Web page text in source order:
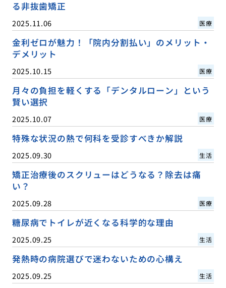
る非抜歯矯正
2025.11.06 医療
金利ゼロが魅力！「院内分割払い」のメリット・
デメリット
2025.10.15 医療
月々の負担を軽くする「デンタルローン」という
賢い選択
2025.10.07 医療
特殊な状況の熱で何科を受診すべきか解説
2025.09.30 生活
矯正治療後のスクリューはどうなる？除去は痛
い？
2025.09.28 医療
糖尿病でトイレが近くなる科学的な理由
2025.09.25 生活
発熱時の病院選びで迷わないための心構え
2025.09.25 生活